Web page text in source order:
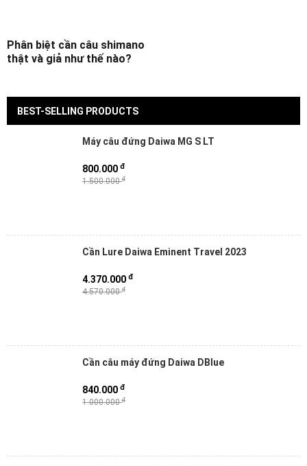
Phân biệt cần câu shimano
thật và giả như thế nào?
BEST-SELLING PRODUCTS
Máy câu đứng Daiwa MG S LT
1.500.000đ
800.000 đ
Cần Lure Daiwa Eminent Travel 2023
4.570.000đ
4.370.000 đ
Cần câu máy đứng Daiwa DBlue
1.000.000đ
840.000 đ